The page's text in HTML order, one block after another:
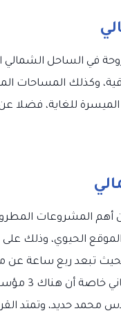
في الساحل الشمالي
وكذلك المساحات
للغاية، فضلا
أهم المشروعات
تبعد ربع ساعة عن
العالمية
حديد، وتمتد القرية